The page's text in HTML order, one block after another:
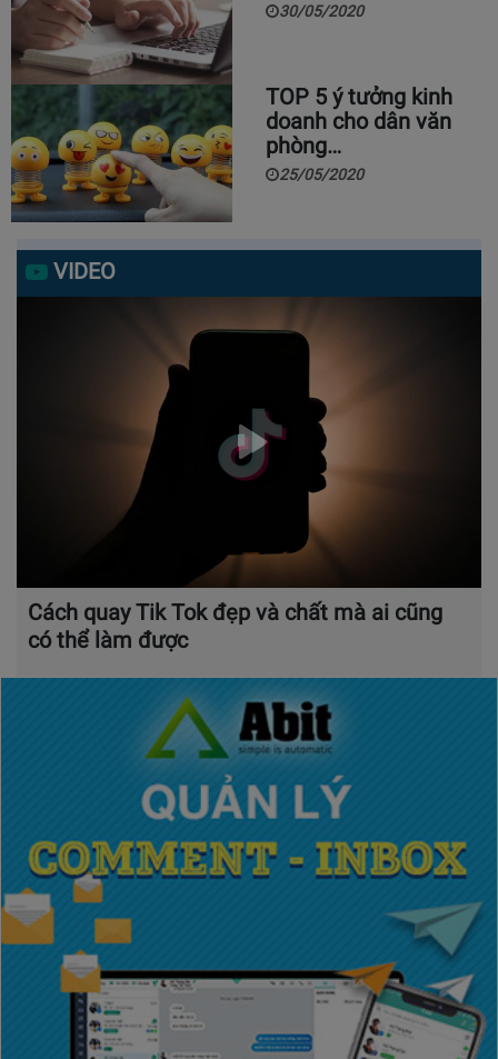
30/05/2020
TOP 5 ý tưởng kinh
doanh cho dân văn
phòng…
25/05/2020
VIDEO
Cách quay Tik Tok đẹp và chất mà ai cũng
có thể làm được